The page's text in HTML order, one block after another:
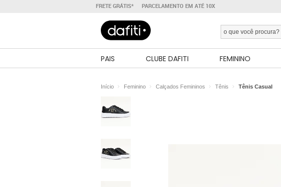
FRETE GRÁTIS* PARCELAMENTO EM ATÉ 10X
PAIS CLUBE DAFITI FEMININO
Início Feminino Calçados Femininos Tênis Tênis Casual